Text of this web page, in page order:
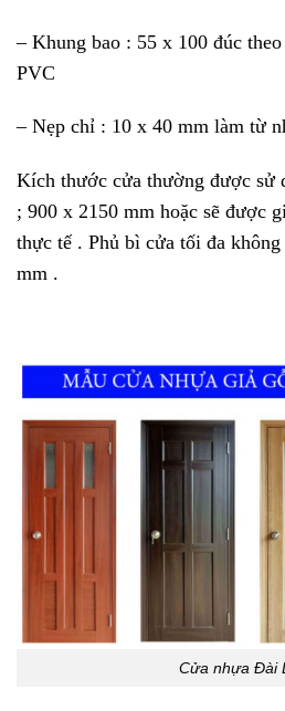
– Khung bao : 55 x 100 đúc
PVC
– Nẹp chỉ : 10 x 40 mm làm từ
Kích thước cửa thường được sử
; 900 x 2150 mm hoặc sẽ được
thực tế . Phủ bì cửa tối đa
mm .
Cửa nhựa Đài